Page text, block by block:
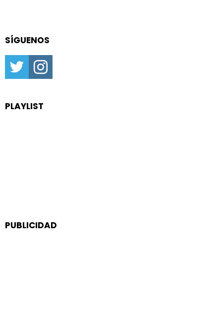
SÍGUENOS
twitter instagram
PLAYLIST
PUBLICIDAD